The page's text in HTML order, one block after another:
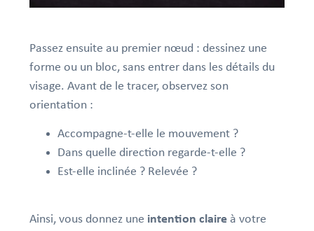
Passez ensuite au premier nœud : dessinez une
forme ou un bloc, sans entrer dans les détails du
visage. Avant de le tracer, observez son
orientation :
Accompagne-t-elle le mouvement ?
Dans quelle direction regarde-t-elle ?
Est-elle inclinée ? Relevée ?
Ainsi, vous donnez une intention claire à votre